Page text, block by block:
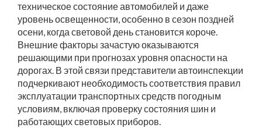
техническое состояние автомобилей и даже
уровень освещенности, особенно в сезон поздней
осени, когда световой день становится короче.
Внешние факторы зачастую оказываются
решающими при прогнозах уровня опасности на
дорогах. В этой связи представители автоинспекции
подчеркивают необходимость соответствия правил
эксплуатации транспортных средств погодным
условиям, включая проверку состояния шин и
работающих световых приборов.